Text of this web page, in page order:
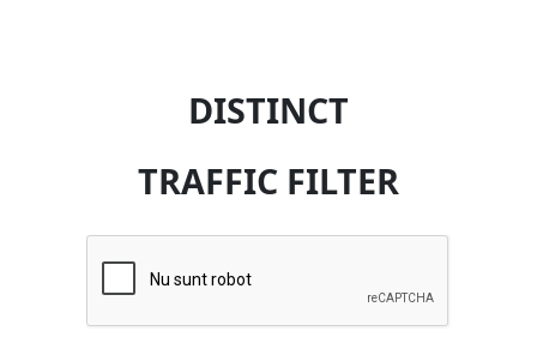
DISTINCT
TRAFFIC FILTER